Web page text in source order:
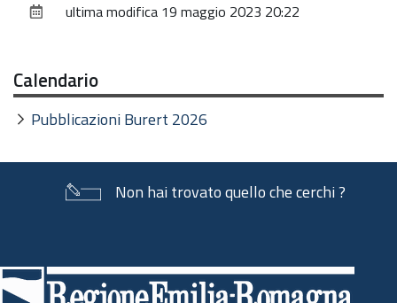
documentoultima modifica 19 maggio 2023 20:22
Calendario
Pubblicazioni Burert 2026
Non hai trovato quello che cerchi ?
di